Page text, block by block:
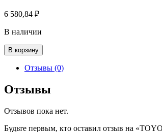
6 580,84 ₽
В наличии
Количество
товара
TOYOTA
XV40
4LIM,
В корзину
Отзывы (0)
Отзывы
Отзывов пока нет.
Будьте первым, кто оставил отзыв на